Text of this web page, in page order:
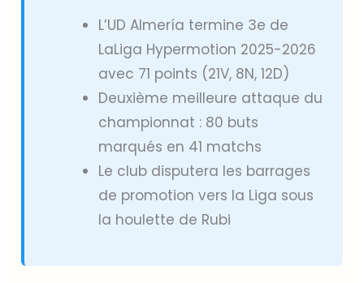
L’UD Almería termine 3e de
LaLiga Hypermotion 2025-2026
avec 71 points (21V, 8N, 12D)
Deuxième meilleure attaque du
championnat : 80 buts
marqués en 41 matchs
Le club disputera les barrages
de promotion vers la Liga sous
la houlette de Rubi